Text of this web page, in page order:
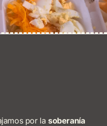
por la soberanía